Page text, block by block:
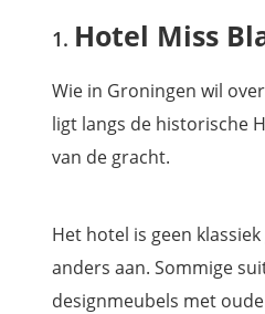
Hotel Miss
Wie in Groningen wil
ligt langs de historische
van de gracht.
Het hotel is geen
anders aan. Sommige
designmeubels met